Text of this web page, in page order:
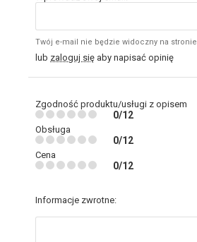
Twój e-mail nie będzie widoczny na stronie
lub zaloguj się aby napisać opinię
Zgodność produktu/usługi z opisem
0/12
Obsługa
0/12
Cena
0/12
Informacje zwrotne: